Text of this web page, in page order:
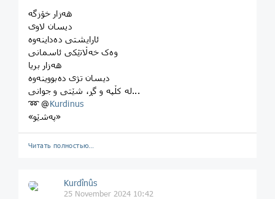
هەزار خۆزگە
دیسان لاوی
ئارایشتی دەداینەوە
وەک خەڵاتێکی ئاسمانی
هەزار بریا
دیسان تژی دەبووینەوە
لە کڵپە و گڕ، شێتی و جوانی...
➿ @Kurdinus
«پەشێو»
Читать полностью…
Kurdînûs
25 November 2024 10:42